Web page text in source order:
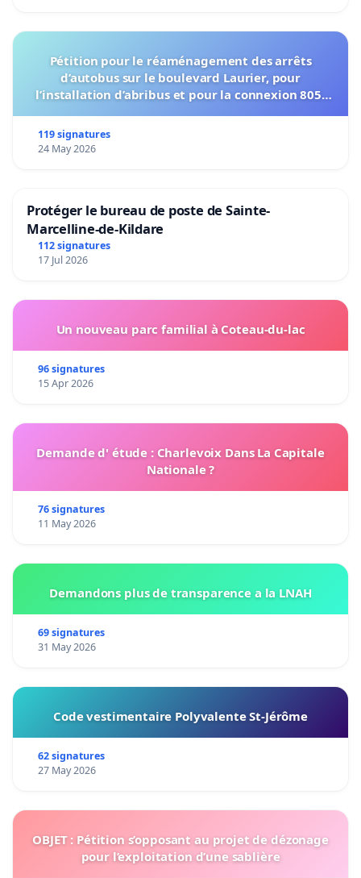
Pétition pour le réaménagement des arrêts
d’autobus sur le boulevard Laurier, pour
l’installation d’abribus et pour la connexion 805-
119 signatures
24 May 2026
Protéger le bureau de poste de Sainte-
Marcelline-de-Kildare
112 signatures
17 Jul 2026
Un nouveau parc familial à Coteau-du-lac
96 signatures
15 Apr 2026
Demande d' étude : Charlevoix Dans La Capitale
Nationale ?
76 signatures
11 May 2026
Demandons plus de transparence a la LNAH
69 signatures
31 May 2026
Code vestimentaire Polyvalente St-Jérôme
62 signatures
27 May 2026
OBJET : Pétition s’opposant au projet de dézonage
pour l’exploitation d’une sablière